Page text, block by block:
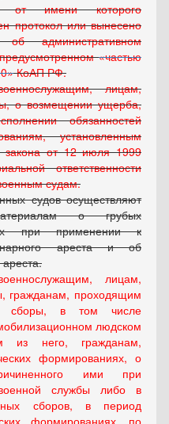
от имени которого
протокол или вынесено
административном
частью
КоАП РФ.
лицам,
о возмещении ущерба,
обязанностей
установленным
от 12 июля 1999
ответственности
судам.
судов осуществляют
о грубых
при применении к
ареста и об
лицам,
гражданам, проходящим
сборы, в том числе
людском
из него, гражданам,
формированиях, о
ими при
службы либо в
сборов, в период